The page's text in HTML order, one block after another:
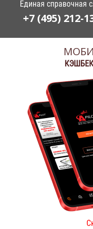
Единая справочная
+7 (495) 212-